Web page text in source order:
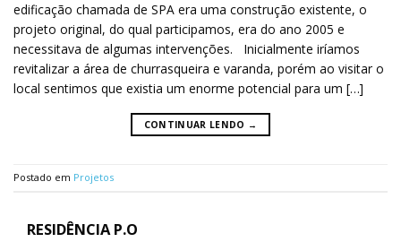
edificação chamada de SPA era uma construção existente, o
projeto original, do qual participamos, era do ano 2005 e
necessitava de algumas intervenções. Inicialmente iríamos
revitalizar a área de churrasqueira e varanda, porém ao visitar o
local sentimos que existia um enorme potencial para um […]
CONTINUAR LENDO →
Postado em Projetos
RESIDÊNCIA P.O